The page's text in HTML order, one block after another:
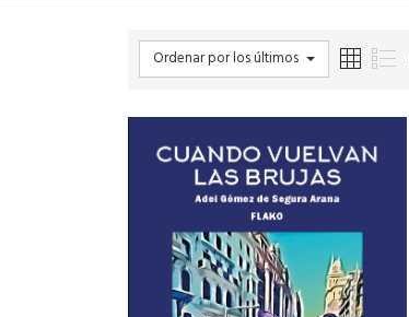
Ordenar por los últimos